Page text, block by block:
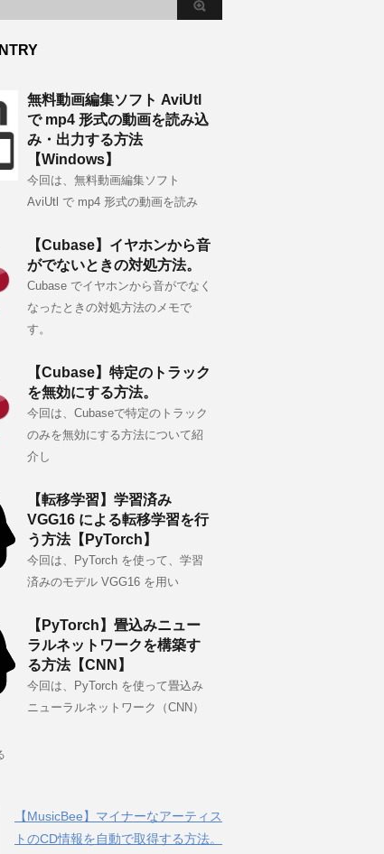
無料動画編集ソフト AviUtl
で mp4 形式の動画を読み込
み・出力する方法
【Windows】
今回は、無料動画編集ソフト
AviUtl で mp4 形式の動画を読み
【Cubase】イヤホンから音
がでないときの対処方法。
Cubase でイヤホンから音がでなく
なったときの対処方法のメモで
す。
【Cubase】特定のトラック
を無効にする方法。
今回は、Cubaseで特定のトラック
のみを無効にする方法について紹
介し
【転移学習】学習済み
VGG16 による転移学習を行
う方法【PyTorch】
今回は、PyTorch を使って、学習
済みのモデル VGG16 を用い
【PyTorch】畳込みニュー
ラルネットワークを構築す
る方法【CNN】
今回は、PyTorch を使って畳込み
ニューラルネットワーク（CNN）
【MusicBee】マイナーなアーティス
トのCD情報を自動で取得する方法。